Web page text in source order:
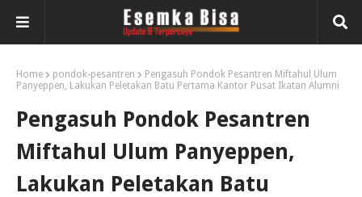
Home pondok-pesantren
Pengasuh Pondok Pesantren Miftahul Ulum
Panyeppen, Lakukan Peletakan Batu Pertama Kantor Pusat Ikatan Alumni
Pengasuh Pondok Pesantren
Miftahul Ulum Panyeppen,
Lakukan Peletakan Batu